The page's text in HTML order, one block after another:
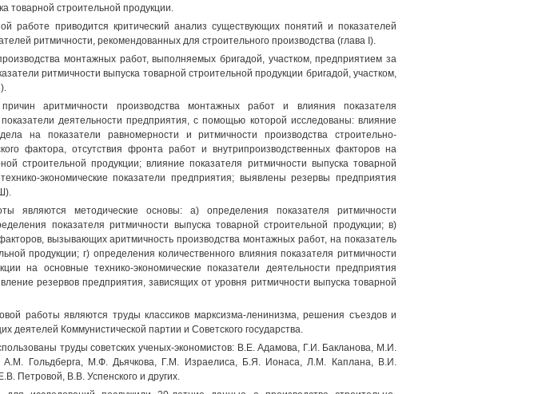
товарной строительной продукции.
работе приводится критический анализ существующих понятий и показателей
ритмичности, рекомендованных для строительного производства (глава I).
монтажных работ, выполняемых бригадой, участком, предприятием за
ритмичности выпуска товарной строительной продукции бригадой, участком,
аритмичности производства монтажных работ и влияния показателя
деятельности предприятия, с помощью которой исследованы: влияние
на показатели равномерности и ритмичности производства строительно-
фактора, отсутствия фронта работ и внутрипроизводственных факторов на
строительной продукции; влияние показателя ритмичности выпуска товарной
экономические показатели предприятия; выявлены резервы предприятия
являются методические основы: а) определения показателя ритмичности
показателя ритмичности выпуска товарной строительной продукции; в)
вызывающих аритмичность производства монтажных работ, на показатель
продукции; г) определения количественного влияния показателя ритмичности
на основные технико-экономические показатели деятельности предприятия
резервов предприятия, зависящих от уровня ритмичности выпуска товарной
работы являются труды классиков марксизма-ленинизма, решения съездов и
деятелей Коммунистической партии и Советского государства.
труды советских ученых-экономистов: В.Е. Адамова, Г.И. Бакланова, М.И.
A.M. Гольдберга, М.Ф. Дьячкова, Г.М. Израелиса, Б.Я. Ионаса, Л.М. Каплана, В.И.
Петровой, В.В. Успенского и других.